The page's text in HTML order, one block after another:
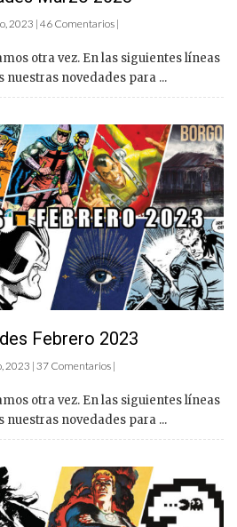
2023 | 46 Comentarios |
otra vez. En las siguientes líneas
nuestras novedades para ...
Febrero 2023
2023 | 37 Comentarios |
otra vez. En las siguientes líneas
nuestras novedades para ...